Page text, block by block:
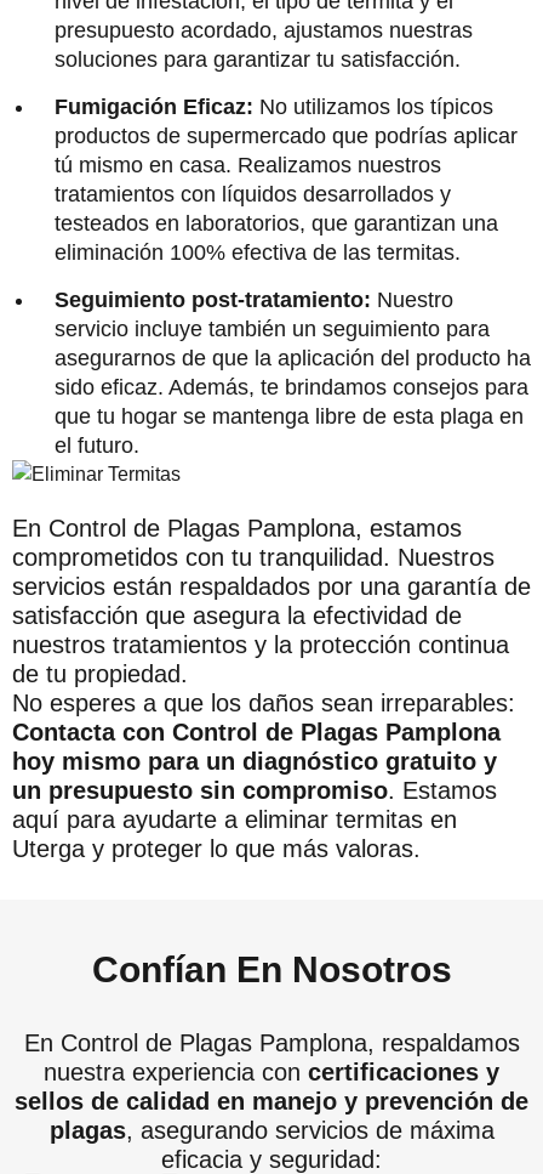
presupuesto acordado, ajustamos nuestras
soluciones para garantizar tu satisfacción.
Fumigación Eficaz: No utilizamos los típicos
productos de supermercado que podrías aplicar
tú mismo en casa. Realizamos nuestros
tratamientos con líquidos desarrollados y
testeados en laboratorios, que garantizan una
eliminación 100% efectiva de las termitas.
Seguimiento post-tratamiento: Nuestro
servicio incluye también un seguimiento para
asegurarnos de que la aplicación del producto ha
sido eficaz. Además, te brindamos consejos para
que tu hogar se mantenga libre de esta plaga en
el futuro.
En Control de Plagas Pamplona, estamos
comprometidos con tu tranquilidad. Nuestros
servicios están respaldados por una garantía de
satisfacción que asegura la efectividad de
nuestros tratamientos y la protección continua
de tu propiedad.
No esperes a que los daños sean irreparables:
Contacta con Control de Plagas Pamplona
hoy mismo para un diagnóstico gratuito y
un presupuesto sin compromiso. Estamos
aquí para ayudarte a eliminar termitas en
Uterga y proteger lo que más valoras.
Confían En Nosotros
En Control de Plagas Pamplona, respaldamos
nuestra experiencia con certificaciones y
sellos de calidad en manejo y prevención de
plagas, asegurando servicios de máxima
eficacia y seguridad: